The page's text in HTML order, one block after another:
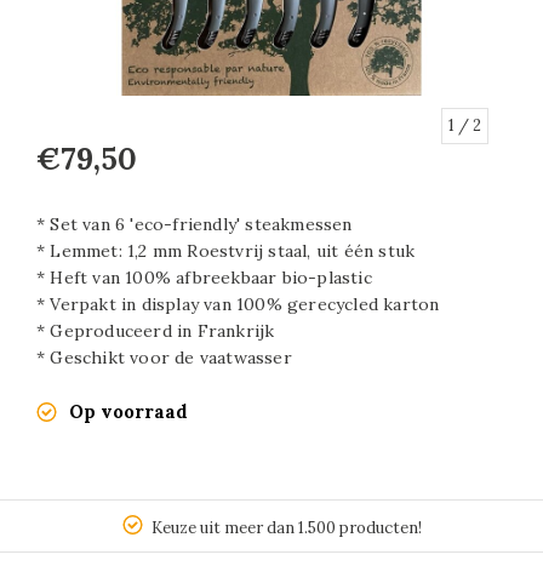
1 / 2
€79,50
* Set van 6 'eco-friendly' steakmessen
* Lemmet: 1,2 mm Roestvrij staal, uit één stuk
* Heft van 100% afbreekbaar bio-plastic
* Verpakt in display van 100% gerecycled karton
* Geproduceerd in Frankrijk
* Geschikt voor de vaatwasser
Op voorraad
Keuze uit meer dan 1.500 producten!